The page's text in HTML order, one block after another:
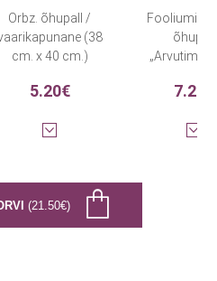
Orbz. õhupall /
(38
cm. x 40 cm.)
5.20€
Fooliumist
õhupall
7.20€
(21.50€)